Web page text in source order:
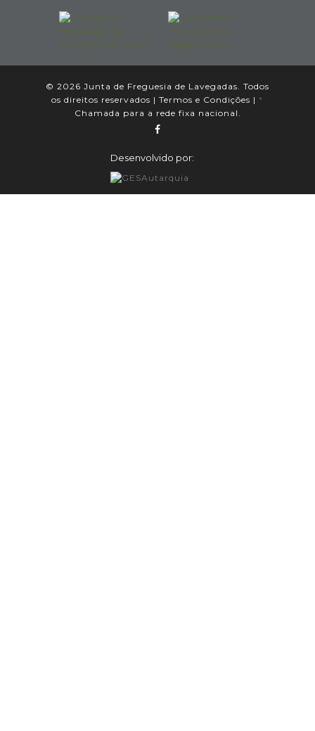
© 2026 Junta de Freguesia de Lavegadas. Todos
os direitos reservados | Termos e Condições | *
Chamada para a rede fixa nacional.
Desenvolvido por: